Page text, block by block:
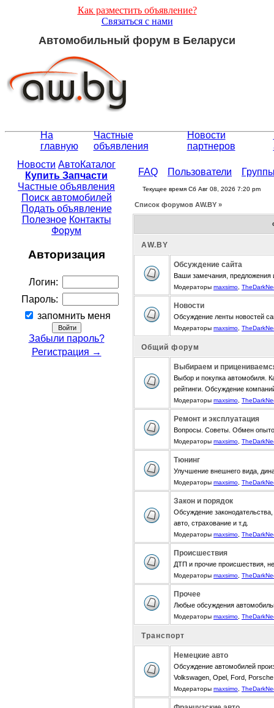
Как разместить объявление?
Связаться с нами
Автомобильный форум в Беларуси
На
главную
Частные
объявления
Новости
партнеров
Новости АвтоКаталог
Купить Запчасти
Частные объявления
Поиск автомобилей
Подать объявление
Полезное Контакты
Форум
Авторизация
Логин:
Пароль:
запомнить меня
Забыли пароль?
Регистрация →
FAQ Пользователи
Текущее время Сб Авг 08, 2026 7:20 pm
Список форумов АW.BY »
АW.BY
Обсуждение сайта
Ваши замечания, предложения
Модераторы maxsimo
Новости
Обсуждение ленты новостей
Модераторы maxsimo
Общий форум
Выбираем и
Выбор и покупка автомобиля.
рейтинги. Обсуждение
Модераторы maxsimo
Ремонт и эксплуатация
Вопросы. Советы. Обмен
Модераторы maxsimo
Тюнинг
Улучшение внешнего вида,
Модераторы maxsimo
Закон и порядок
Обсуждение
авто, страхование и т.д.
Модераторы maxsimo
Происшествия
ДТП и прочие происшествия,
Модераторы maxsimo
Прочее
Любые обсуждения
Модераторы maxsimo
Транспорт
Немецкие авто
Обсуждение автомобилей
Volkswagen, Opel, Ford,
Модераторы maxsimo